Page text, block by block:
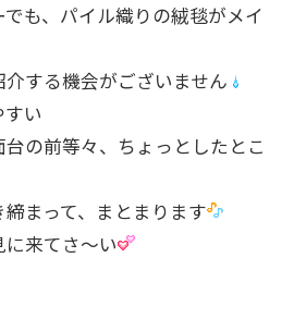
も、パイル織りの絨毯がメイ
する機会がございません
い
の前等々、ちょっとしたとこ
まって、まとまります
来てさ〜い